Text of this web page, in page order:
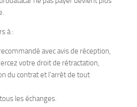
à :
avec avis de réception,
votre droit de rétractation,
du contrat et l’arrêt de tout
les échanges.